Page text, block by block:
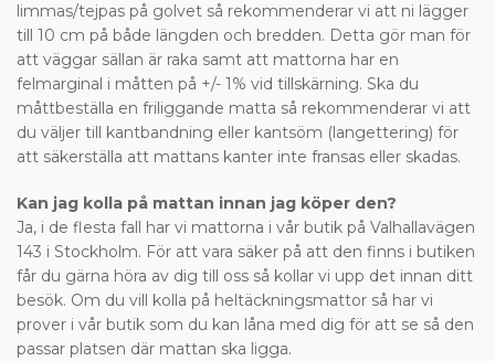
limmas/tejpas på golvet så rekommenderar vi att ni lägger
till 10 cm på både längden och bredden. Detta gör man för
att väggar sällan är raka samt att mattorna har en
felmarginal i måtten på +/- 1% vid tillskärning. Ska du
måttbeställa en friliggande matta så rekommenderar vi att
du väljer till kantbandning eller kantsöm (langettering) för
att säkerställa att mattans kanter inte fransas eller skadas.
Kan jag kolla på mattan innan jag köper den?
Ja, i de flesta fall har vi mattorna i vår butik på Valhallavägen
143 i Stockholm. För att vara säker på att den finns i butiken
får du gärna höra av dig till oss så kollar vi upp det innan ditt
besök. Om du vill kolla på heltäckningsmattor så har vi
prover i vår butik som du kan låna med dig för att se så den
passar platsen där mattan ska ligga.